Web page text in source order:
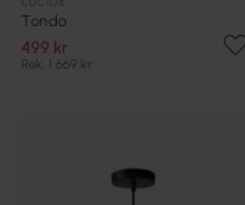
Tondo
499 kr
Rek. 1 669 kr